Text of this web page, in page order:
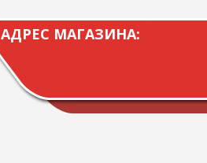
АДРЕС МАГАЗИНА: